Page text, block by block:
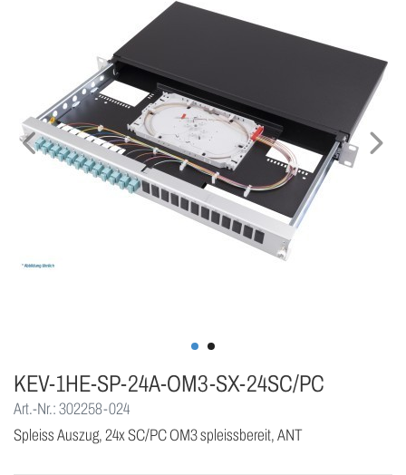
KEV-1HE-SP-24A-OM3-SX-24SC/PC
Art.-Nr.: 302258-024
Spleiss Auszug, 24x SC/PC OM3 spleissbereit, ANT